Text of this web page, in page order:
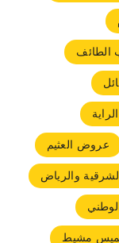
الطائف
عروض العثيم
والرياض
مشيط